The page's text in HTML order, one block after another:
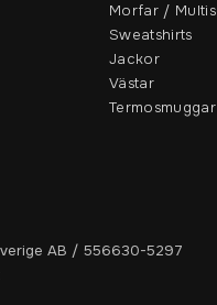
Morfar /
Sweatshirts
Jackor
Västar
Termosmuggar
AB / 556630-5297